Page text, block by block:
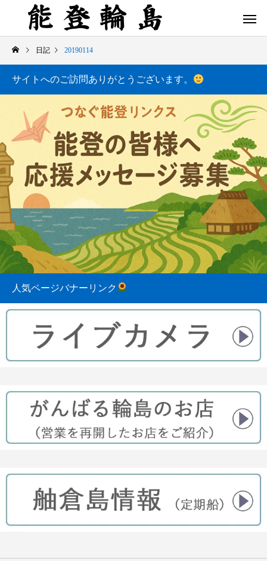
白米千枚田 あぜのきらめき（アルバム）
2023.08.31
今日の白米千枚田
日記 20190114
サイトへのご訪問ありがとうございます。
人気ページバナーリンク